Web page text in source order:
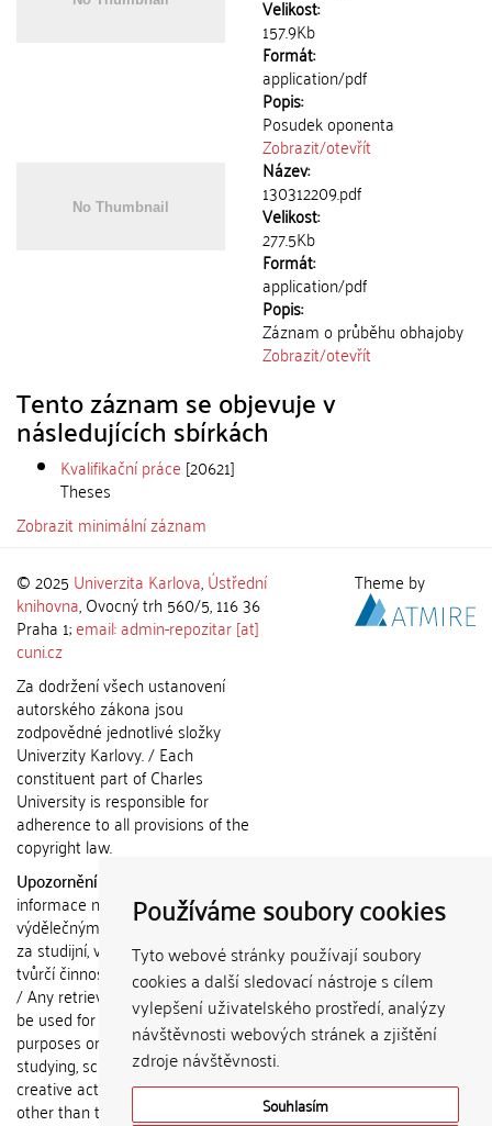
Používáme soubory cookies
Tyto webové stránky používají soubory
cookies a další sledovací nástroje s cílem
vylepšení uživatelského prostředí, analýzy
návštěvnosti webových stránek a zjištění
zdroje návštěvnosti.
Souhlasím
Velikost:
157.9Kb
Formát:
application/pdf
Popis:
Posudek oponenta
Zobrazit/otevřít
Název:
130312209.pdf
Velikost:
277.5Kb
Formát:
application/pdf
Popis:
Záznam o průběhu obhajoby
Zobrazit/otevřít
Tento záznam se objevuje v
následujících sbírkách
Kvalifikační práce [20621]
Theses
Zobrazit minimální záznam
© 2025 Univerzita Karlova,Ústřední
knihovna, Ovocný trh 560/5, 116 36
Praha 1;email: admin-repozitar [at]
cuni.cz
Za dodržení všech ustanovení
autorského zákona jsou
zodpovědné jednotlivé složky
Univerzity Karlovy. / Each
constituent part of Charles
University is responsible for
adherence to all provisions of the
copyright law.
Upozornění / Notice:
informace nemohou být použity k
výdělečným účelům nebo vydávány
za studijní, vědeckou nebo jinou
tvůrčí činnost jiné osoby než autora.
/ Any retrieved information shall not
be used for any commercial
purposes or claimed as results of
studying, scientific or any other
creative activities of any person
other than the author.
Theme by